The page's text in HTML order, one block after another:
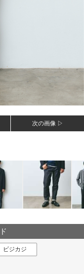
次の画像 ▷
ビジカジ